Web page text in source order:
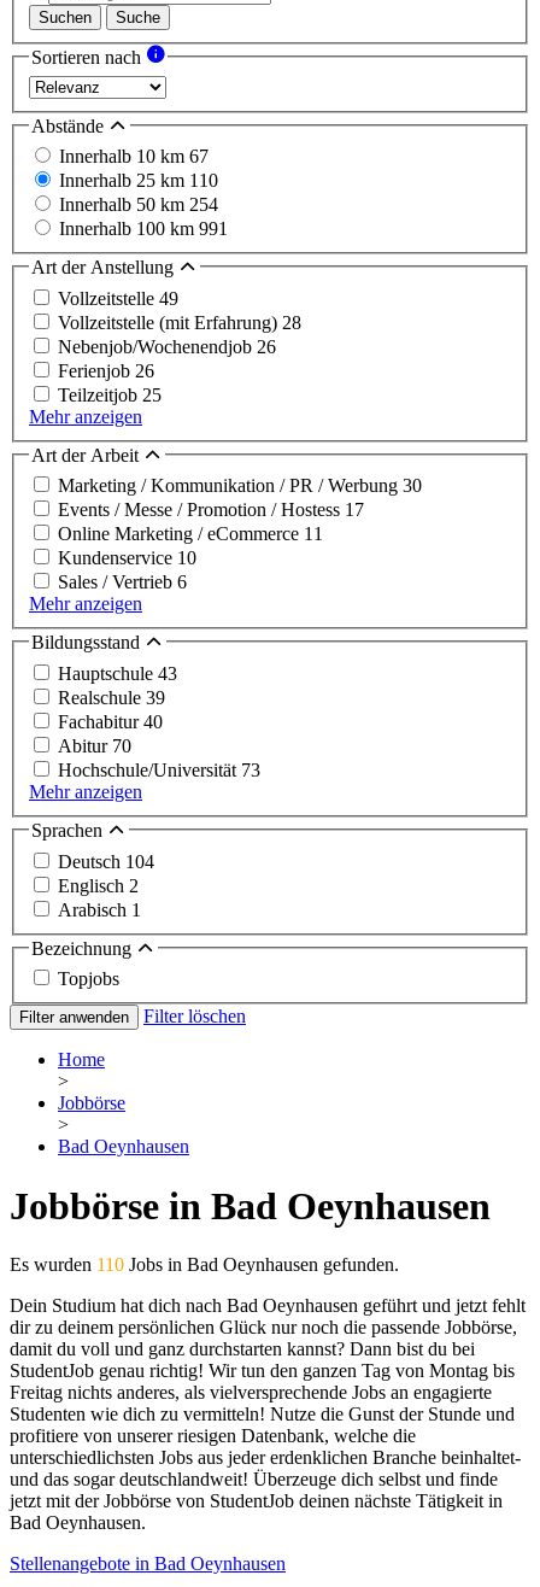
Suchen Suche
Sortieren nach
Abstände
Innerhalb 10 km 67
Innerhalb 25 km 110
Innerhalb 50 km 254
Innerhalb 100 km 991
Art der Anstellung
Vollzeitstelle 49
Vollzeitstelle (mit Erfahrung) 28
Nebenjob/Wochenendjob 26
Ferienjob 26
Teilzeitjob 25
Mehr anzeigen
Art der Arbeit
Marketing / Kommunikation / PR / Werbung 30
Events / Messe / Promotion / Hostess 17
Online Marketing / eCommerce 11
Kundenservice 10
Sales / Vertrieb 6
Mehr anzeigen
Bildungsstand
Hauptschule 43
Realschule 39
Fachabitur40
Abitur 70
Hochschule/Universität 73
Mehr anzeigen
Sprachen
Deutsch 104
Englisch 2
Arabisch 1
Bezeichnung
Topjobs
Filter anwenden Filter löschen
Home
>
Jobbörse
>
Bad Oeynhausen
Jobbörse in Bad Oeynhausen
Es wurden 110 Jobs in Bad Oeynhausen gefunden.
Dein Studium hat dich nach Bad Oeynhausen geführt und jetzt fehlt
dir zu deinem persönlichen Glück nur noch die passende Jobbörse,
damit du voll und ganz durchstarten kannst? Dann bist du bei
StudentJob genau richtig! Wir tun den ganzen Tag von Montag bis
Freitag nichts anderes, als vielversprechende Jobs an engagierte
Studenten wie dich zu vermitteln! Nutze die Gunst der Stunde und
profitiere von unserer riesigen Datenbank, welche die
unterschiedlichsten Jobs aus jeder erdenklichen Branche beinhaltet-
und das sogar deutschlandweit! Überzeuge dich selbst und finde
jetzt mit der Jobbörse von StudentJob deinen nächste Tätigkeit in
Bad Oeynhausen.
Stellenangebote in Bad Oeynhausen